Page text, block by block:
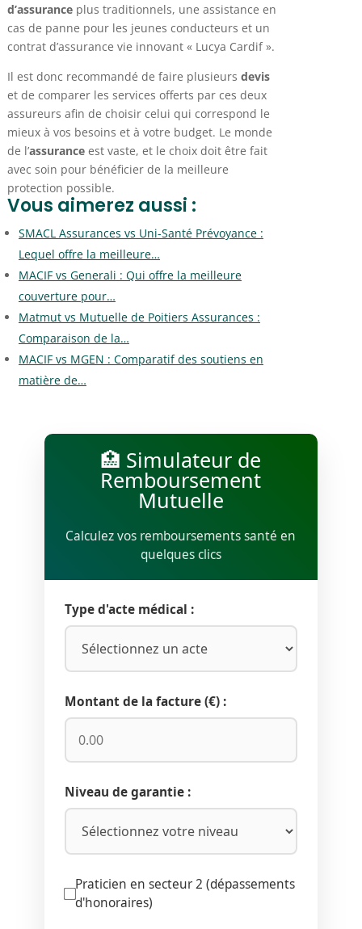
d’assuranceplus traditionnels, une assistance en
cas de panne pour les jeunes conducteurs et un
contrat d’assurance vie innovant « Lucya Cardif ».
Il est donc recommandé de faire plusieurs devis
et de comparer les services offerts par ces deux
assureurs afin de choisir celui qui correspond le
mieux à vos besoins et à votre budget. Le monde
de l’assuranceest vaste, et le choix doit être fait
avec soin pour bénéficier de la meilleure
protection possible.
Vous aimerez aussi :
SMACL Assurances vs Uni-Santé Prévoyance :
Lequel offre la meilleure…
MACIF vs Generali : Qui offre la meilleure
couverture pour…
Matmut vs Mutuelle de Poitiers Assurances :
Comparaison de la…
MACIF vs MGEN : Comparatif des soutiens en
matière de…
🏥 Simulateur de
Remboursement
Mutuelle
Calculez vos remboursements santé en
quelques clics
Type d'acte médical :
Montant de la facture (€) :
Niveau de garantie :
Praticien en secteur 2 (dépassements
d'honoraires)